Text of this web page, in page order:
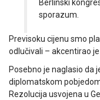
Berlinski
sporazum.
Previsoku cijenu smo
odlučivali – akcentirao
Posebno je naglasio da
diplomatskom
Rezolucija usvojena u